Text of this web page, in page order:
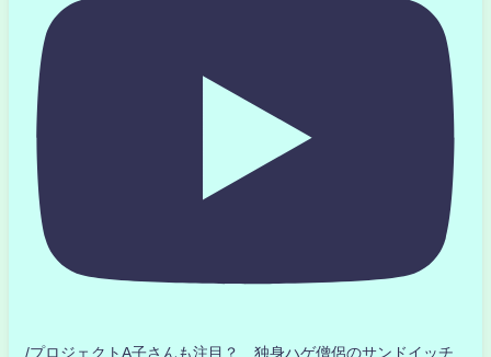
/プロジェクトA子さんも注目？ 独身ハゲ僧侶のサンドイッチ